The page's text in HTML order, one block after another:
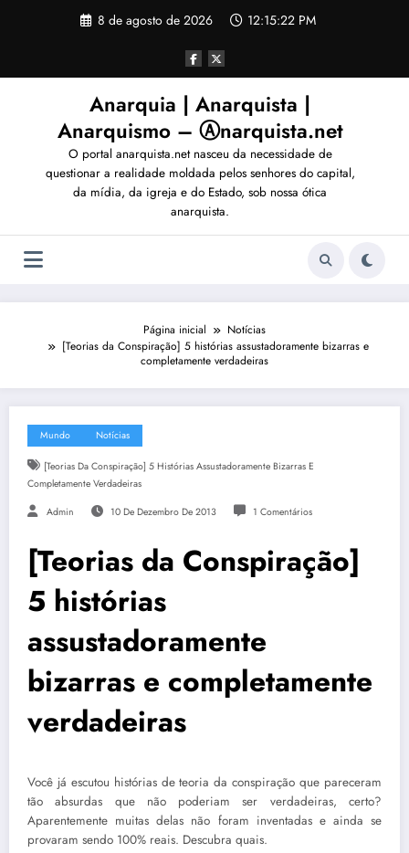
8 de agosto de 2026 12:15:23 PM
Anarquia | Anarquista |
Anarquismo – Ⓐnarquista.net
O portal anarquista.net nasceu da necessidade de
questionar a realidade moldada pelos senhores do capital,
da mídia, da igreja e do Estado, sob nossa ótica
anarquista.
Página inicial
Notícias
[Teorias da Conspiração] 5 histórias assustadoramente bizarras e
completamente verdadeiras
Mundo Notícias
[Teorias Da Conspiração] 5 Histórias Assustadoramente Bizarras E
Completamente Verdadeiras
Admin 10 De Dezembro De 2013 1 Comentários
[Teorias da Conspiração]
5 histórias
assustadoramente
bizarras e completamente
verdadeiras
Você já escutou histórias de teoria da conspiração que pareceram
tão absurdas que não poderiam ser verdadeiras, certo?
Aparentemente muitas delas não foram inventadas e ainda se
provaram sendo 100% reais. Descubra quais.